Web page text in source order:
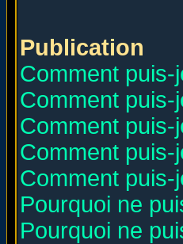
Publication
Comment
Comment
Comment
Comment
Comment
Pourquoi ne
Pourquoi ne